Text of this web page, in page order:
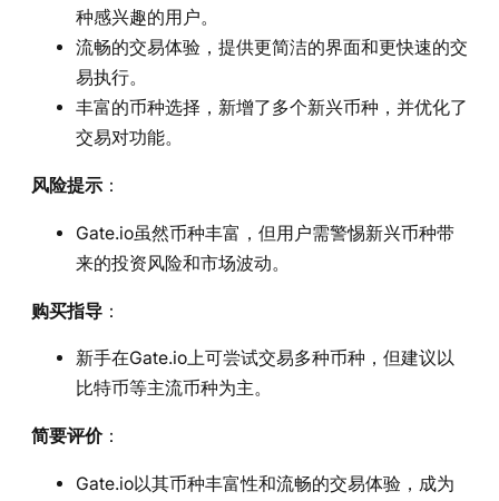
种感兴趣的用户。
流畅的交易体验，提供更简洁的界面和更快速的交
易执行。
丰富的币种选择，新增了多个新兴币种，并优化了
交易对功能。
风险提示 ：
Gate.io虽然币种丰富，但用户需警惕新兴币种带
来的投资风险和市场波动。
购买指导 ：
新手在Gate.io上可尝试交易多种币种，但建议以
比特币等主流币种为主。
简要评价：
Gate.io以其币种丰富性和流畅的交易体验，成为